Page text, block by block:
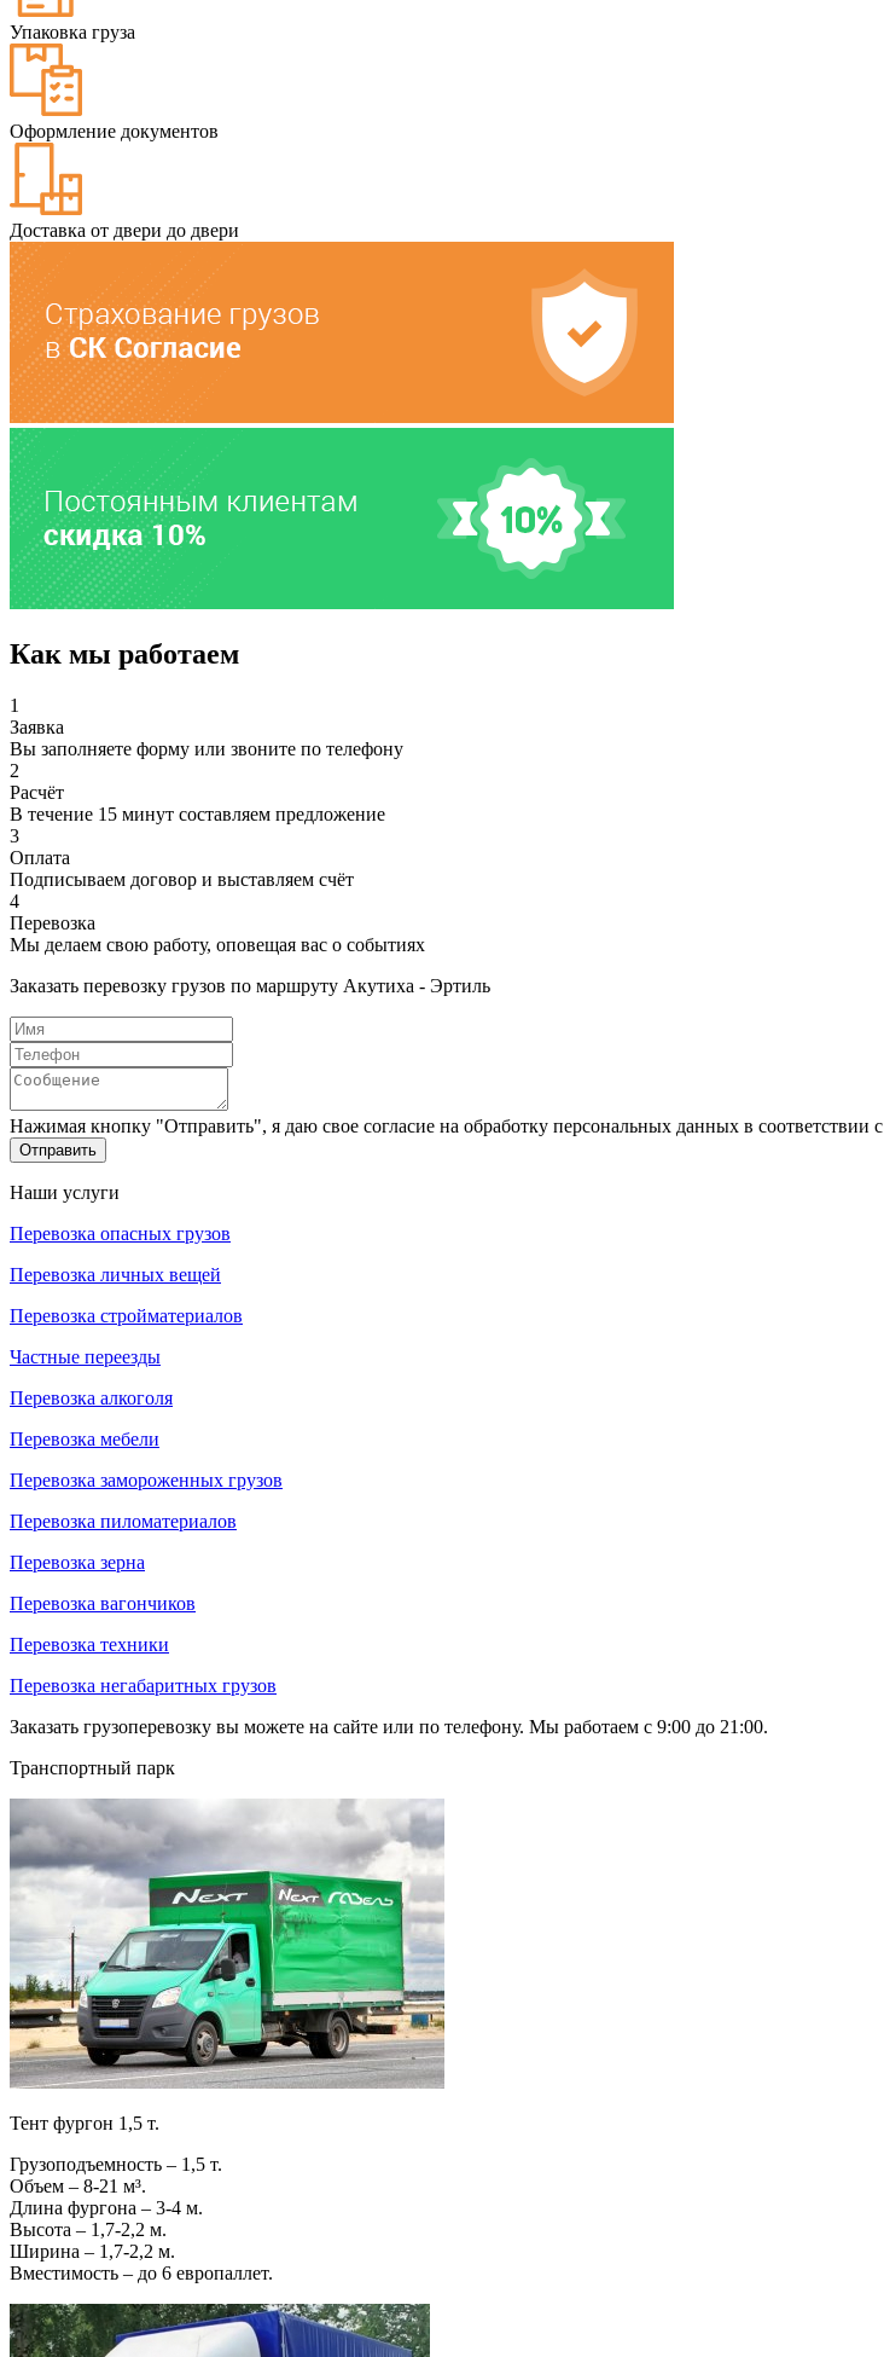
Упаковка груза
Оформление документов
Доставка от двери до двери
Как мы работаем
1
Заявка
Вы заполняете форму или звоните по телефону
2
Расчёт
В течение 15 минут составляем предложение
3
Оплата
Подписываем договор и выставляем счёт
4
Перевозка
Мы делаем свою работу, оповещая вас о событиях
Заказать перевозку грузов по маршруту Акутиха - Эртиль
Нажимая кнопку "Отправить", я даю свое согласие на обработку персональных данных в соответствии с
Отправить
Наши услуги
Перевозка опасных грузов
Перевозка личных вещей
Перевозка стройматериалов
Частные переезды
Перевозка алкоголя
Перевозка мебели
Перевозка замороженных грузов
Перевозка пиломатериалов
Перевозка зерна
Перевозка вагончиков
Перевозка техники
Перевозка негабаритных грузов
Заказать грузоперевозку вы можете на сайте или по телефону. Мы работаем с 9:00 до 21:00.
Транспортный парк
Тент фургон 1,5 т.
Грузоподъемность – 1,5 т.
Объем – 8-21 м³.
Длина фургона – 3-4 м.
Высота – 1,7-2,2 м.
Ширина – 1,7-2,2 м.
Вместимость – до 6 европаллет.